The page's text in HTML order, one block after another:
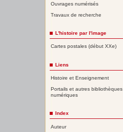
Ouvrages numérisés
Travaux de recherche
L'histoire par l'image
Cartes postales (début XXe)
Liens
Histoire et Enseignement
Portails et autres bibliothèques
numériques
Index
Auteur